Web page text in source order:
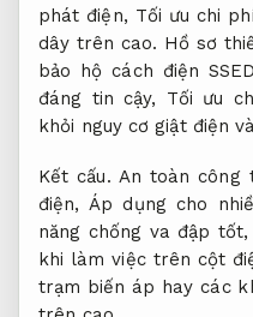
phát điện, Tối ưu chi
dây trên cao. Hồ sơ
bảo hộ cách điện
đáng tin cậy, Tối ưu
khỏi nguy cơ giật điện
Kết cấu. An toàn công
điện, Áp dụng cho
năng chống va đập
khi làm việc trên cột
trạm biến áp hay các